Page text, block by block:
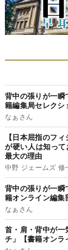
背中の張りが一
籍編集局セレクシ
なぁさん
【日本屈指のフ
が硬い人は知っ
最大の理由
中野 ジェームズ 修
背中の張りが一
籍オンライン編集
なぁさん
首・肩・背中が一
チ」【書籍オンラ